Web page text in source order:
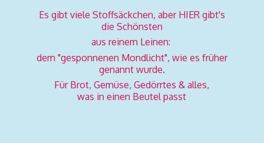
Es gibt viele Stoffsäckchen, aber HIER gibt's
die Schönsten
aus reinem Leinen:
dem "gesponnenen Mondlicht", wie es früher
genannt wurde.
Für Brot, Gemüse, Gedörrtes & alles,
was in einen Beutel passt